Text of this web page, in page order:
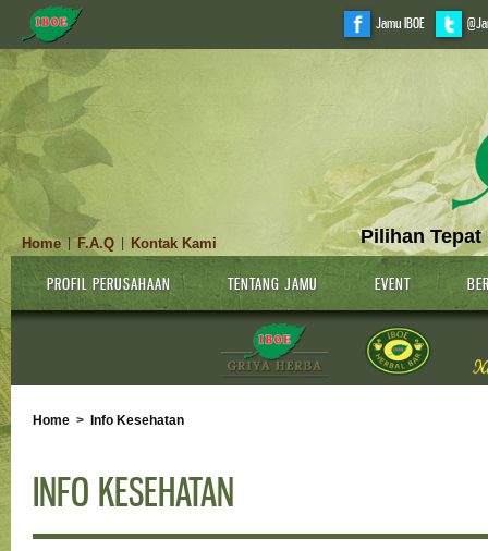
Jamu IBOE
Pilihan Tepat
Home |F.A.Q Kontak Kami
PROFIL PERUSAHAAN TENTANG JAMU EVENT
Home > Info Kesehatan
INFO KESEHATAN